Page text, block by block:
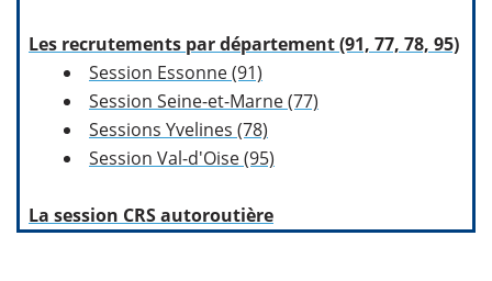
Les recrutements par département (91, 77, 78, 95)
Session Essonne (91)
Session Seine-et-Marne (77)
Sessions Yvelines (78)
Session Val-d'Oise (95)
La session CRS autoroutière